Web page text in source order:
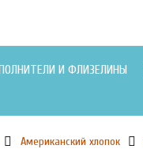
И ФЛИЗЕЛИНЫ
Американский хлопок